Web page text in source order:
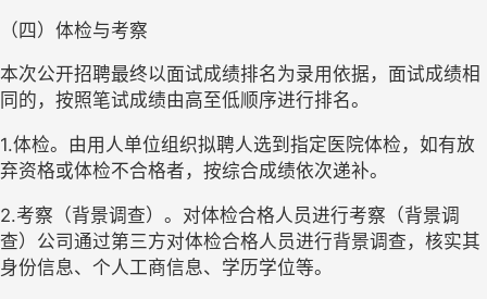
（四）体检与考察
本次公开招聘最终以面试成绩排名为录用依据，面试成绩相
同的，按照笔试成绩由高至低顺序进行排名。
1.体检。由用人单位组织拟聘人选到指定医院体检，如有放
弃资格或体检不合格者，按综合成绩依次递补。
2.考察（背景调查）。对体检合格人员进行考察（背景调
查）公司通过第三方对体检合格人员进行背景调查，核实其
身份信息、个人工商信息、学历学位等。